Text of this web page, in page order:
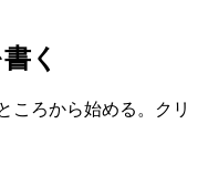
く
ころから始める。クリ